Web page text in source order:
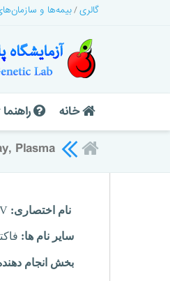
گالری بیمه‌ها و
خانه راهنما
Plasma
نام اختصاری:
سایر نام ها:
بخش انجام